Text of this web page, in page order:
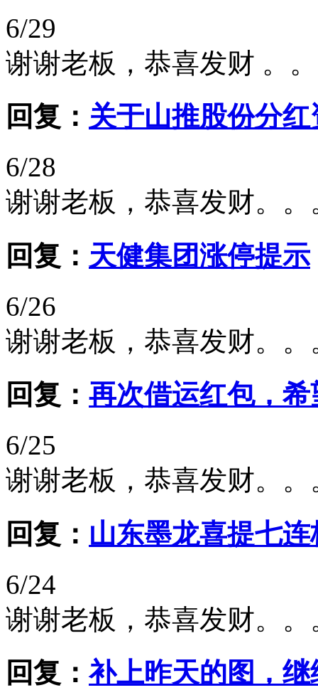
6/29
谢谢老板，恭喜发财 。
回复： 关于山推股份分
6/28
谢谢老板，恭喜发财。
回复： 天健集团涨停提示
6/26
谢谢老板，恭喜发财。。
回复： 再次借运红包，
6/25
谢谢老板，恭喜发财。。
回复： 山东墨龙喜提七连
6/24
谢谢老板，恭喜发财。。
回复：补上昨天的图，